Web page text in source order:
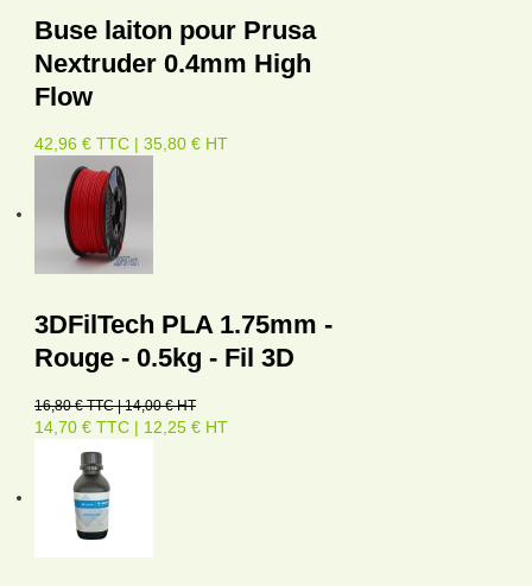
Buse laiton pour Prusa
Nextruder 0.4mm High
Flow
42,96 € TTC | 35,80 € HT
3DFilTech PLA 1.75mm -
Rouge - 0.5kg - Fil 3D
16,80 € TTC | 14,00 € HT
14,70 € TTC | 12,25 € HT